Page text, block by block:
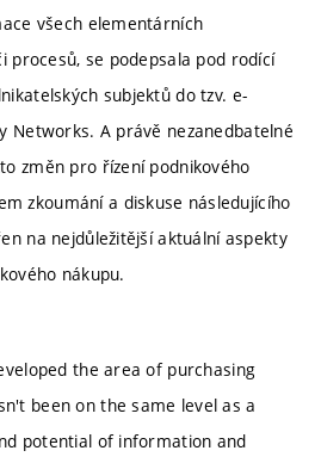
všech elementárních
procesů, se podepsala pod rodící
subjektů do tzv. e-
Networks. A právě nezanedbatelné
změn pro řízení podnikového
zkoumání a diskuse následujícího
na nejdůležitější aktuální aspekty
nákupu.
the area of purchasing
been on the same level as a
potential of information and